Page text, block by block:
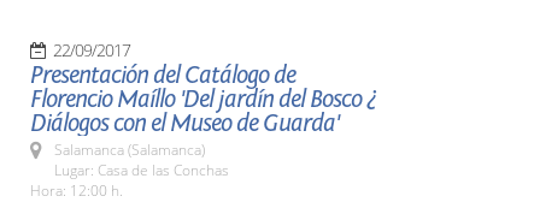
22/09/2017
Presentación del Catálogo de
Florencio Maíllo 'Del jardín del Bosco ¿
Diálogos con el Museo de Guarda'
Salamanca (Salamanca)
Lugar: Casa de las Conchas
Hora: 12:00 h.